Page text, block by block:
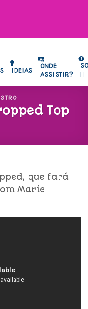
IDEIAS
ONDE
ASSISTIR?
Top
que fará
Marie